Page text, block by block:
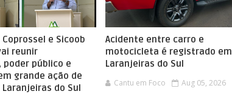
Coprossel e Sicoob
reunir
público e
grande ação de
do Sul
Acidente entre carro e
motocicleta é registrado em
Laranjeiras do Sul
Cantu em Foco Aug 05, 2026